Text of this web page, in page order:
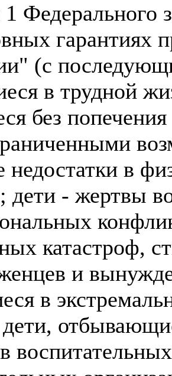
Федерального
гарантиях
(с
в трудной
без
в
дети - жертвы
катастроф,
и
в